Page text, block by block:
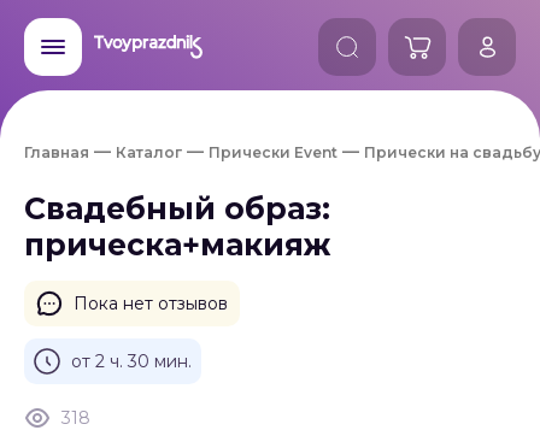
Главная Каталог Прически Event Прически на свадьбу
Свадебный образ:
прическа+макияж
Пока нет отзывов
от 2 ч. 30 мин.
318